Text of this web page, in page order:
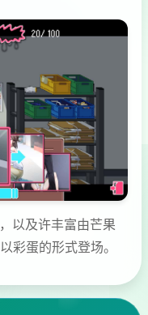
以及许丰富由芒果
彩蛋的形式登场。